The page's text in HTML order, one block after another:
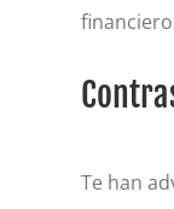
Te han